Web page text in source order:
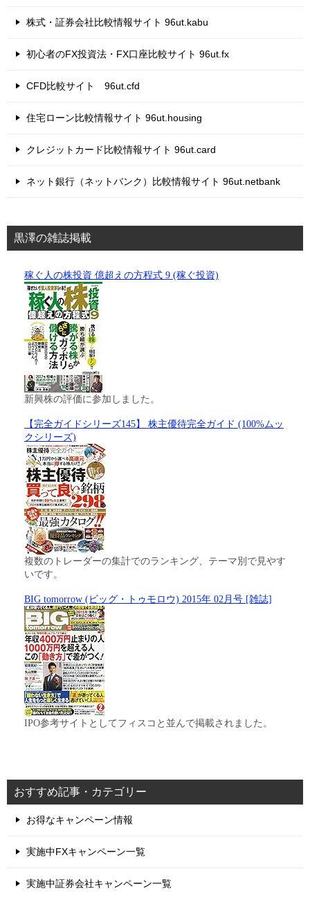
株式・証券会社比較情報サイト 96ut.kabu
初心者のFX投資法・FX口座比較サイト 96ut.fx
CFD比較サイト 96ut.cfd
住宅ローン比較情報サイト 96ut.housing
クレジットカード比較情報サイト 96ut.card
ネット銀行（ネットバンク）比較情報サイト 96ut.netbank
黒澤の雑誌掲載
稼ぐ人の株投資 億超えの方程式 9 (稼ぐ投資)
新興株の評価に参加しました。
【完全ガイドシリーズ145】 株主優待完全ガイド (100%ムッ
クシリーズ)
複数のトレーダーの集計でのランキング、テーマ別で見やす
いです。
BIG tomorrow (ビッグ・トゥモロウ) 2015年 02月号 [雑誌]
IPO参考サイトとしてフィスコと並んで掲載されました。
おすすめ記事・カテゴリー
お得なキャンペーン情報
実施中FXキャンペーン一覧
実施中証券会社キャンペーン一覧